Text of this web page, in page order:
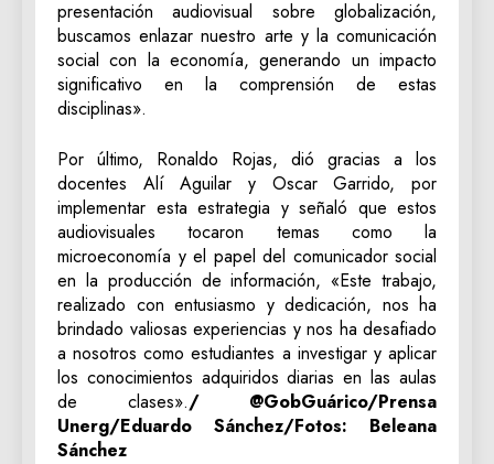
presentación audiovisual sobre globalización,
buscamos enlazar nuestro arte y la comunicación
social con la economía, generando un impacto
significativo en la comprensión de estas
disciplinas».
Por último, Ronaldo Rojas, dió gracias a los
docentes Alí Aguilar y Oscar Garrido, por
implementar esta estrategia y señaló que estos
audiovisuales tocaron temas como la
microeconomía y el papel del comunicador social
en la producción de información, «Este trabajo,
realizado con entusiasmo y dedicación, nos ha
brindado valiosas experiencias y nos ha desafiado
a nosotros como estudiantes a investigar y aplicar
los conocimientos adquiridos diarias en las aulas
de clases»./ @GobGuárico/Prensa
Unerg/Eduardo Sánchez/Fotos: Beleana
Sánchez